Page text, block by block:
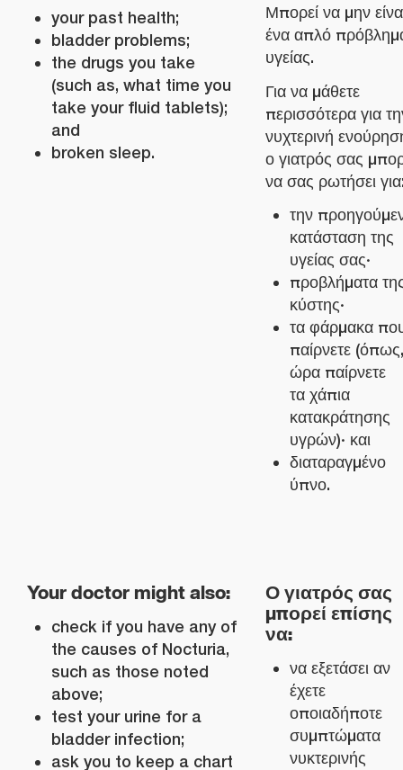
your past health;
bladder problems;
the drugs you take
(such as, what time you
take your fluid tablets);
and
broken sleep.
Μπορεί να μην
ένα απλό
υγείας.
Για να μάθετε
περισσότερα για
νυχτερινή
ο γιατρός σας
να σας ρωτήσει
την
κατάσταση της
υγείας σας·
προβλήματα
κύστης·
τα φάρμακα
παίρνετε (όπως,
ώρα παίρνετε
τα χάπια
κατακράτησης
υγρών)· και
διαταραγμένο
ύπνο.
Your doctor might also:
check if you have any of
the causes of Nocturia,
such as those noted
above;
test your urine for a
bladder infection;
ask you to keep a chart
Ο γιατρός σας
μπορεί επίσης
να:
να εξετάσει αν
έχετε
οποιαδήποτε
συμπτώματα
νυκτερινής